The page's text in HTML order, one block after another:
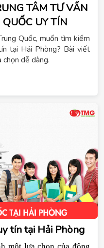
TÂM TƯ VẤN
UY TÍN
Quốc, muốn tìm kiếm
tại Hải Phòng? Bài viết
dễ dàng.
tín tại Hải Phòng